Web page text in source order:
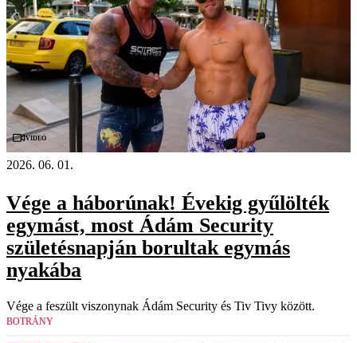
Videó
2026. 06. 01.
Vége a háborúnak! Évekig gyűlölték
egymást, most Ádám Security
születésnapján borultak egymás
nyakába
Vége a feszült viszonynak Ádám Security és Tiv Tivy között.
BOTRÁNY